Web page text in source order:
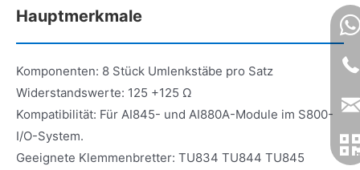
Hauptmerkmale
Komponenten: 8 Stück Umlenkstäbe pro Satz
Widerstandswerte: 125 +125 Ω
Kompatibilität: Für AI845- und AI880A-Module im S800-
I/O-System.
Geeignete Klemmenbretter: TU834 TU844 TU845